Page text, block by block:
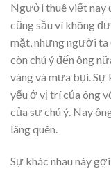
Người thuê viết nay
cũng sầu vì không
mặt, nhưng người ta
còn chú ý đến ông
vàng và mưa bụi. Sự
yếu ở vị trí của ông
của sự chú ý. Nay
lãng quên.
Sự khác nhau này